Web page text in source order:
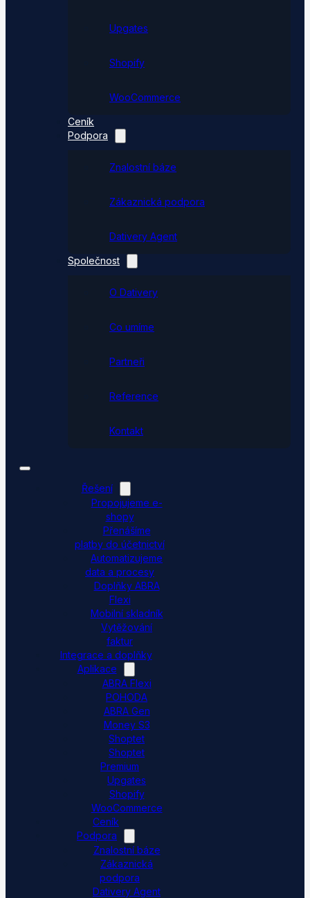
Upgates
Shopify
WooCommerce
Ceník
Podpora
Znalostní báze
Zákaznická podpora
Dativery Agent
Společnost
O Dativery
Co umíme
Partneři
Reference
Kontakt
Řešení
Propojujeme e-
shopy
Přenášíme
platby do účetnictví
Automatizujeme
data a procesy
Doplňky ABRA
Flexi
Mobilní skladník
Vytěžování
faktur
Integrace a doplňky
Aplikace
ABRA Flexi
POHODA
ABRA Gen
Money S3
Shoptet
Shoptet
Premium
Upgates
Shopify
WooCommerce
Ceník
Podpora
Znalostní báze
Zákaznická
podpora
Dativery Agent